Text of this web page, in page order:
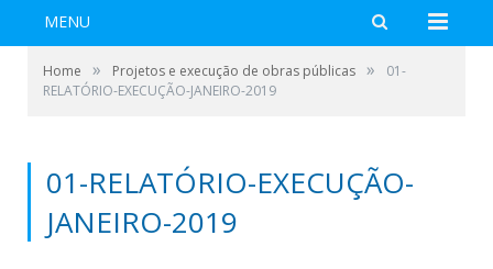
MENU
Home » Projetos e execução de obras públicas »
01-
RELATÓRIO-EXECUÇÃO-JANEIRO-2019
01-RELATÓRIO-EXECUÇÃO-
JANEIRO-2019